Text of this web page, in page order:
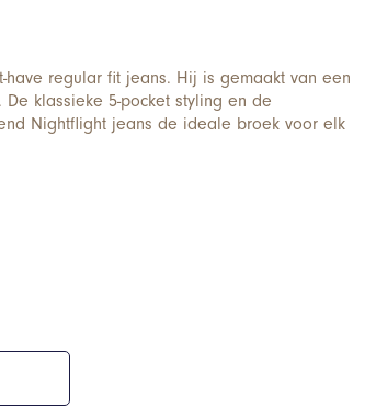
have regular fit jeans. Hij is gemaakt van een
klassieke 5-pocket styling en de
Nightflight jeans de ideale broek voor elk